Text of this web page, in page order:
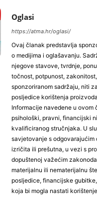
Oglasi
https://atma.hr/oglasi/
Ovaj članak predstavlja
o medijima i oglašavanju.
njegove stavove, tvrdnje,
točnost, potpunost,
sponzoriranom sadržaju, niti
posljedice korištenja
Informacije navedene u
psihološki, pravni, financijski
kvalificiranog stručnjaka. U
savjetovanje s odgovarajućim
izričita ili prešutna, u vezi s
dopuštenoj važećim
materijalnu ili nematerijalnu
posljedice, financijske
koja bi mogla nastati